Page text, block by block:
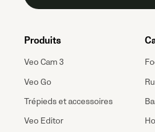
Produits
Veo Cam 3
Veo Go
Trépieds et accessoires
Veo Editor